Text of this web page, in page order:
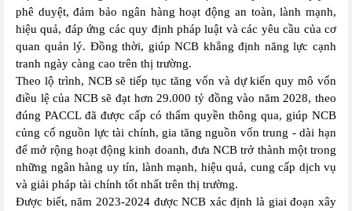
phê duyệt, đảm bảo ngân hàng hoạt động an toàn, lành mạnh,
hiệu quả, đáp ứng các quy định pháp luật và các yêu cầu của cơ
quan quản lý. Đồng thời, giúp NCB khẳng định năng lực cạnh
tranh ngày càng cao trên thị trường.
Theo lộ trình, NCB sẽ tiếp tục tăng vốn và dự kiến quy mô vốn
điều lệ của NCB sẽ đạt hơn 29.000 tỷ đồng vào năm 2028, theo
đúng PACCL đã được cấp có thẩm quyền thông qua, giúp NCB
củng cố nguồn lực tài chính, gia tăng nguồn vốn trung - dài hạn
để mở rộng hoạt động kinh doanh, đưa NCB trở thành một trong
những ngân hàng uy tín, lành mạnh, hiệu quả, cung cấp dịch vụ
và giải pháp tài chính tốt nhất trên thị trường.
Được biết, năm 2023-2024 được NCB xác định là giai đoạn xây